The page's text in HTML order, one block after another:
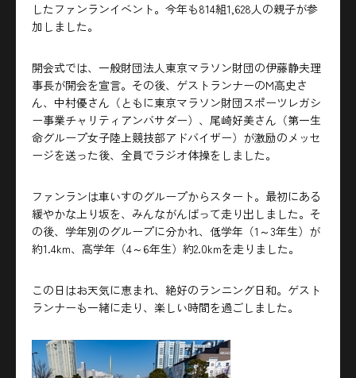
したファンランイベント。今年も814組1,628人の親子が参
加しました。
開会式では、一般財団法人東京マラソン財団の伊藤静夫理
事長が開会を宣言。その後、ゲストランナーのM高史さ
ん、中村優さん（ともに東京マラソン財団スポーツレガシ
ー事業チャリティアンバサダー）、尾崎好美さん（第一生
命グループ女子陸上競技部アドバイザー）が激励のメッセ
ージを送った後、全員でラジオ体操をしました。
ファンランは車いすのグループからスタート。最初にある
緩やかな上り坂を、みんながんばって走り出しました。そ
の後、学年別のグループに分かれ、低学年（1～3年生）が
約1.4km、高学年（4～6年生）約2.0kmを走りました。
この日はお天気に恵まれ、絶好のランニング日和。ゲスト
ランナーも一緒に走り、楽しい時間を過ごしました。